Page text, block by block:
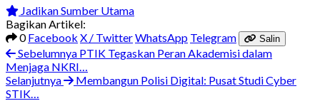
Jadikan Sumber Utama
Bagikan Artikel:
0Facebook X / TwitterWhatsApp Telegram Salin
Sebelumnya PTIK Tegaskan Peran Akademisi dalam
Menjaga NKRI…
Selanjutnya
Membangun Polisi Digital: Pusat Studi Cyber
STIK…